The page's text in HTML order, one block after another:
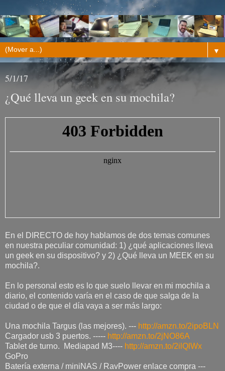
▼
5/1/17
¿Qué lleva un geek en su mochila?
En el DIRECTO de hoy hablamos de dos temas comunes
en nuestra peculiar comunidad: 1) ¿qué aplicaciones lleva
un geek en su dispositivo? y 2) ¿Qué lleva un MEEK en su
mochila?.
En lo personal esto es lo que suelo llevar en mi mochila a
diario, el contenido varía en el caso de que salga de la
ciudad o de que el día vaya a ser más largo:
Una mochila Targus (las mejores). --- http://amzn.to/2ipoBLN
Cargador usb 3 puertos. ----- http://amzn.to/2jNO86A
Tablet de turno. Mediapad M3---- http://amzn.to/2ilQlWx
GoPro
Batería externa / miniNAS / RavPower enlace compra ---